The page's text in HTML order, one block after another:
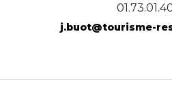
j.buot@tourisme-